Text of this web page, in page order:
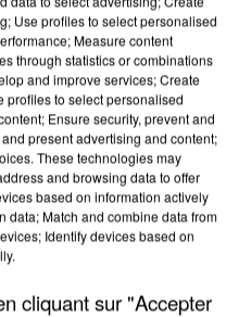
LES REFUGES
Use profiles to select personalised
Measure content
through statistics or combinations
and improve services; Create
profiles to select personalised
Ensure security, prevent and
present advertising and content;
These technologies may
and browsing data to offer
based on information actively
data; Match and combine data from
Identify devices based on
cliquant sur "Accepter